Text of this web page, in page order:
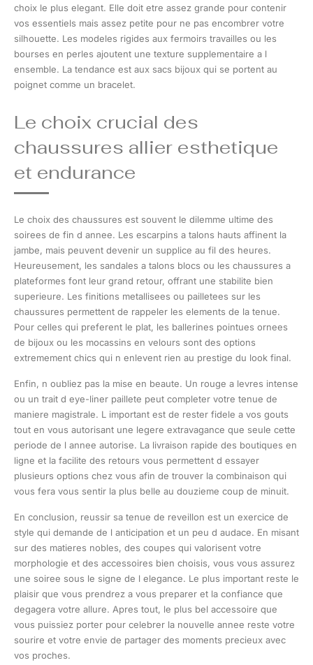
choix le plus elegant. Elle doit etre assez grande pour contenir
vos essentiels mais assez petite pour ne pas encombrer votre
silhouette. Les modeles rigides aux fermoirs travailles ou les
bourses en perles ajoutent une texture supplementaire a l
ensemble. La tendance est aux sacs bijoux qui se portent au
poignet comme un bracelet.
Le choix crucial des
chaussures allier esthetique
et endurance
Le choix des chaussures est souvent le dilemme ultime des
soirees de fin d annee. Les escarpins a talons hauts affinent la
jambe, mais peuvent devenir un supplice au fil des heures.
Heureusement, les sandales a talons blocs ou les chaussures a
plateformes font leur grand retour, offrant une stabilite bien
superieure. Les finitions metallisees ou pailletees sur les
chaussures permettent de rappeler les elements de la tenue.
Pour celles qui preferent le plat, les ballerines pointues ornees
de bijoux ou les mocassins en velours sont des options
extremement chics qui n enlevent rien au prestige du look final.
Enfin, n oubliez pas la mise en beaute. Un rouge a levres intense
ou un trait d eye-liner paillete peut completer votre tenue de
maniere magistrale. L important est de rester fidele a vos gouts
tout en vous autorisant une legere extravagance que seule cette
periode de l annee autorise. La livraison rapide des boutiques en
ligne et la facilite des retours vous permettent d essayer
plusieurs options chez vous afin de trouver la combinaison qui
vous fera vous sentir la plus belle au douzieme coup de minuit.
En conclusion, reussir sa tenue de reveillon est un exercice de
style qui demande de l anticipation et un peu d audace. En misant
sur des matieres nobles, des coupes qui valorisent votre
morphologie et des accessoires bien choisis, vous vous assurez
une soiree sous le signe de l elegance. Le plus important reste le
plaisir que vous prendrez a vous preparer et la confiance que
degagera votre allure. Apres tout, le plus bel accessoire que
vous puissiez porter pour celebrer la nouvelle annee reste votre
sourire et votre envie de partager des moments precieux avec
vos proches.